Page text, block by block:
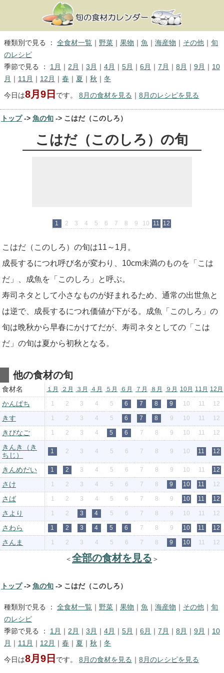
種類別で見る ： 全食材一覧 野菜 果物 魚 海産物 その他
旬
のレシピ
季節で見る ： 1月 2月 3月 4月 5月 6月 7月 8月 9月
10
月
11月 12月 春 夏 秋 冬
今日は8月9日 です。 8月の食材を見る 8月のレシピを見る
トップ-> 魚の旬 -> こはだ（このしろ）
こはだ（このしろ）の旬
1 2 3 4 5 6 7 8 9 10 11 12
こはだ（このしろ）の旬は11～1月。
成長するにつれ呼び名が変わり、10cm未満のものを「こは
だ」、成魚を「このしろ」と呼ぶ。
寿司ネタとして小さなものが好まれるため、通常の出世魚と
は逆で、成長するにつれ価値が下がる。成魚「このしろ」の
旬は晩秋から早春にかけてだが、寿司ネタとしての「こは
だ」の旬は夏から初秋となる。
他の食材の旬
食材名 １月 ２月 ３月 ４月 ５月 ６月 ７月 ８月 ９月 10月 11月 12月
かんぱち 1 2 3 4 5 6 7 8 9 10 11 12
きす 1 2 3 4 5 6 7 8 9 10 11 12
きびなご 1 2 3 4 5 6 7 8 9 10 11 12
きんき（き
ちじ）
1 2 3 4 5 6 7 8 9 10 11 12
きんめだい 1 2 3 4 5 6 7 8 9 10 11 12
さけ 1 2 3 4 5 6 7 8 9 10 11 12
さば 1 2 3 4 5 6 7 8 9 10 11 12
さより 1 2 3 4 5 6 7 8 9 10 11 12
さわら 1 2 3 4 5 6 7 8 9 10 11 12
さんま 1 2 3 4 5 6 7 8 9 10 11 12
＜ 全部の食材を見る ＞
トップ-> 魚の旬 -> こはだ（このしろ）
種類別で見る ： 全食材一覧 野菜 果物 魚 海産物 その他
旬
のレシピ
季節で見る ： 1月 2月 3月 4月 5月 6月 7月 8月 9月
10
月
11月 12月 春 夏 秋 冬
今日は8月9日 です。 8月の食材を見る 8月のレシピを見る